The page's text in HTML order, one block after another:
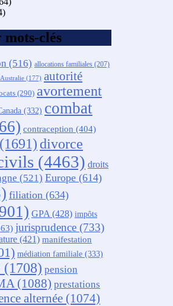
mots-clés
(516) allocations familiales (207)
Australie (177) autorité
(290) avortement
(332) combat
contraception (404)
(1691) divorce
(4463) droits
(521) Europe (614)
filiation (634)
GPA (428) impôts
jurisprudence (733)
(421) manifestation
médiation familiale (333)
(1708) pension
(1088) prestations
alternée (1074)